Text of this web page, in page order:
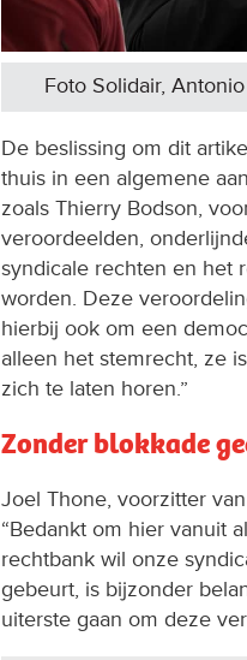
Foto Solidair,
De beslissing om dit
thuis in een algemene
zoals Thierry Bodson,
veroordeelden,
syndicale rechten en het
worden. Deze
hierbij ook om een
alleen het stemrecht, ze
zich te laten horen.”
Zonder blokkade
Joel Thone, voorzitter
“Bedankt om hier vanuit
rechtbank wil onze
gebeurt, is bijzonder
uiterste gaan om deze